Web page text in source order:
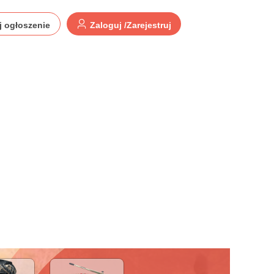
Zaloguj /Zarejestruj
ogłoszenie